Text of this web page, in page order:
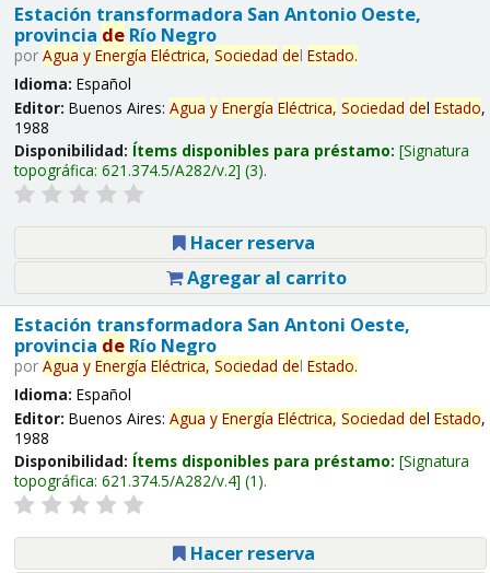
Estación transformadora San Antonio Oeste,
provincia deRío Negro
por Agua y Energía Eléctrica, Sociedad del Estado.
Idioma: Español
Editor: Buenos Aires: Agua y Energía Eléctrica, Sociedad del Estado,
1988
Disponibilidad: Ítems disponibles para préstamo: Signatura
topográfica: 621.374.5/A282/v.2 (3).
Hacer reserva
Agregar al carrito
Estación transformadora San Antoni Oeste,
provincia deRío Negro
por Agua y Energía Eléctrica, Sociedad del Estado.
Idioma: Español
Editor: Buenos Aires: Agua y Energía Eléctrica, Sociedad del Estado,
1988
Disponibilidad: Ítems disponibles para préstamo: Signatura
topográfica: 621.374.5/A282/v.4 (1).
Hacer reserva